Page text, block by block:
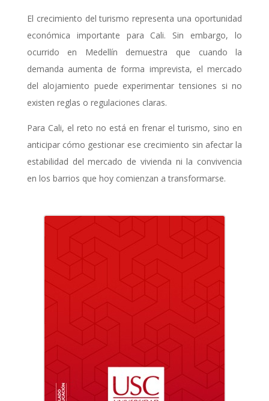
El crecimiento del turismo representa una oportunidad
económica importante para Cali. Sin embargo, lo
ocurrido en Medellín demuestra que cuando la
demanda aumenta de forma imprevista, el mercado
del alojamiento puede experimentar tensiones si no
existen reglas o regulaciones claras.
Para Cali, el reto no está en frenar el turismo, sino en
anticipar cómo gestionar ese crecimiento sin afectar la
estabilidad del mercado de vivienda ni la convivencia
en los barrios que hoy comienzan a transformarse.